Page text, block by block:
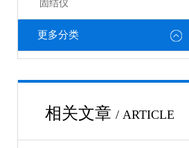
固结仪
更多分类
相关文章 / ARTICLE